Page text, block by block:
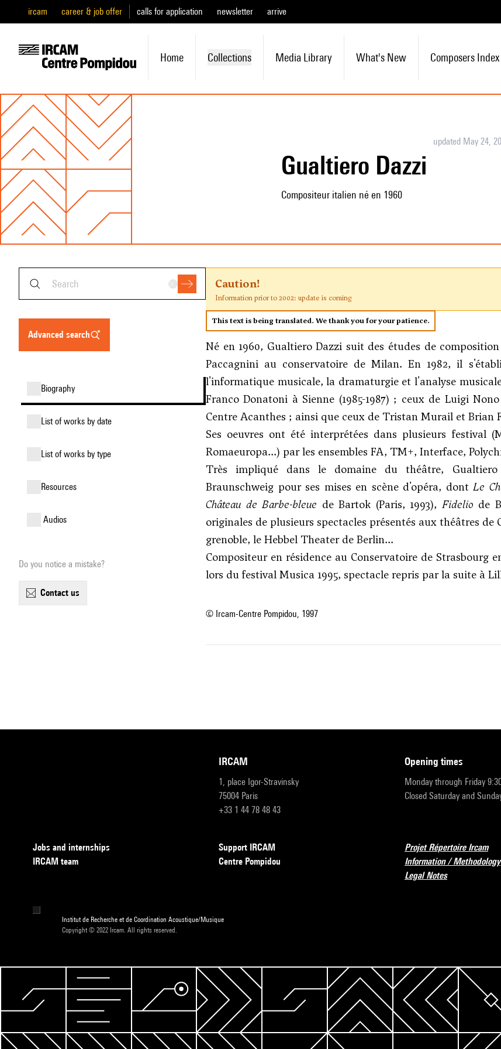
ircam career & job offer calls for application newsletter arrive
Home Collections Media Library What's New Composers Index
updated May 24,
Gualtiero Dazzi
Compositeur italien né en 1960
advanced search
biography
list of works by date
list of works by type
resources
audios
Do you notice a mistake?
contact us
Caution!
Information prior to 2002: update is coming
This text is being translated. We thank you for your patience.
Né en 1960, Gualtiero Dazzi suit des études de
Paccagnini au conservatoire de Milan. En 1982, il
l'informatique musicale, la dramaturgie et l'analyse
Franco Donatoni à Sienne (1985-1987) ; ceux de Luigi
Centre Acanthes ; ainsi que ceux de Tristan Murail et Brian
Ses oeuvres ont été interprétées dans plusieurs festival
Romaeuropa...) par les ensembles FA, TM+, Interface,
Très impliqué dans le domaine du théâtre,
Braunschweig pour ses mises en scène d'opéra, dont Le
Château de Barbe-bleue deBartok (Paris, 1993), Fidelio de
originales de plusieurs spectacles présentés aux théâtres de
grenoble, le Hebbel Theater de Berlin...
Compositeur en résidence au Conservatoire de Strasbourg
lors du festival Musica 1995, spectacle repris par la suite à
© Ircam-Centre Pompidou, 1997
IRCAM
1, place Igor-Stravinsky
75004 Paris
+33 1 44 78 48 43
opening times
Monday through Friday
Closed Saturday and
Jobs and internships
IRCAM team
Support IRCAM
Centre Pompidou
Projet Répertoire Ircam
Information / Methodology
Legal Notes
Institut de Recherche et de Coordination Acoustique/Musique
Copyright © 2022 Ircam. All rights reserved.